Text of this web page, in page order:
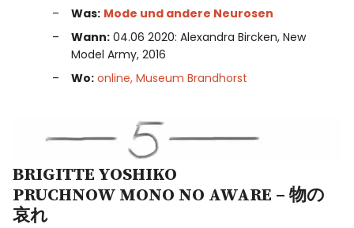
Was: Mode und andere Neurosen
Wann: 04.06 2020: Alexandra Bircken, New
Model Army, 2016
Wo: online, Museum Brandhorst
BRIGITTE YOSHIKO
PRUCHNOW MONO NO AWARE – 物の
哀れ